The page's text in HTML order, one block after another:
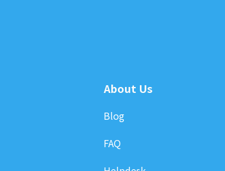
About Us
Blog
FAQ